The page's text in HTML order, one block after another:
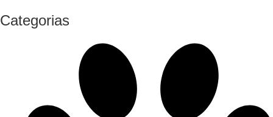
Categorias